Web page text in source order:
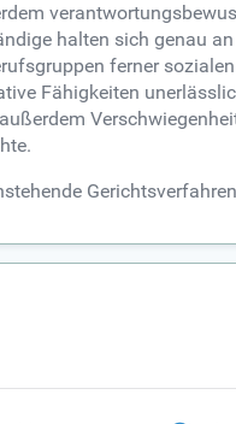
halten sich genau
ferner
Fähigkeiten